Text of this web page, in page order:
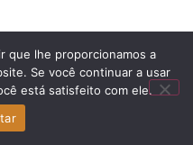
que lhe proporcionamos a
Se você continuar a usar
está satisfeito com ele.